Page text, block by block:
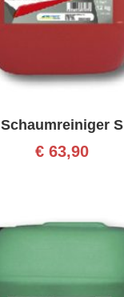
Schaumreiniger S
€ 63,90